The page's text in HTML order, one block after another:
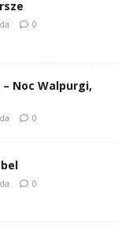
0
Noc Walpurgi,
0
0